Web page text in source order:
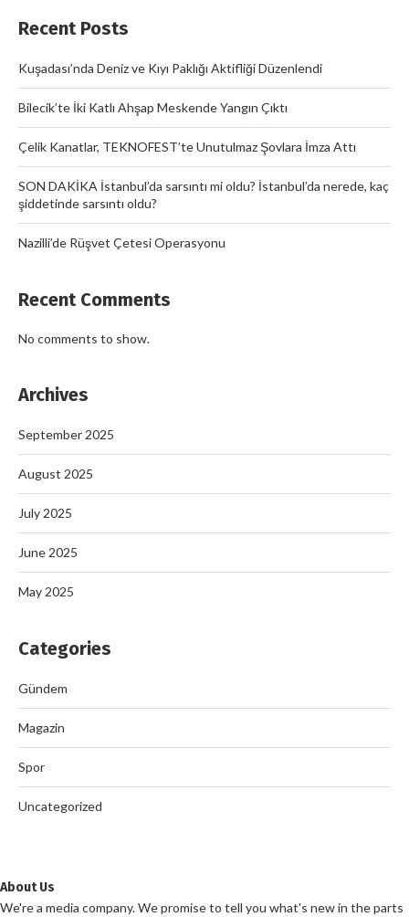
Recent Posts
Kuşadası’nda Deniz ve Kıyı Paklığı Aktifliği Düzenlendi
Bilecik’te İki Katlı Ahşap Meskende Yangın Çıktı
Çelik Kanatlar, TEKNOFEST’te Unutulmaz Şovlara İmza Attı
SON DAKİKA İstanbul’da sarsıntı mi oldu? İstanbul’da nerede, kaç
şiddetinde sarsıntı oldu?
Nazilli’de Rüşvet Çetesi Operasyonu
Recent Comments
No comments to show.
Archives
September 2025
August 2025
July 2025
June 2025
May 2025
Categories
Gündem
Magazin
Spor
Uncategorized
About Us
We're a media company. We promise to tell you what's new in the parts